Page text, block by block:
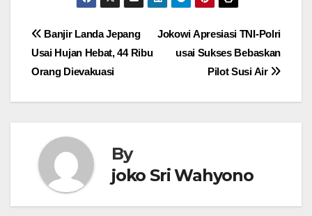
Navigasi
pos
Jokowi Apresiasi TNI-Polri
usai Sukses Bebaskan
Pilot Susi Air
Banjir Landa Jepang
Usai Hujan Hebat, 44 Ribu
Orang Dievakuasi
By
joko Sri Wahyono